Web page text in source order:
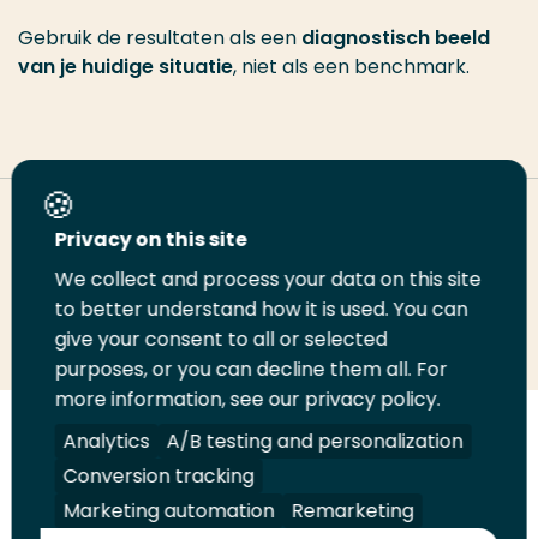
Gebruik de resultaten als een diagnostisch beeld
van je huidige situatie, niet als een benchmark.
Deel deze pagina
Deel
LinkedIn
Deel
op
Twitter
Deel
op
Facebook
Email
deze
pagina
Print
deze
pagina
Volg
ons
op
LinkedIn
Volg
ons
op
Facebook
Volg
ons
op
YouTube
Volg
ons
op
Instagram
Juridisch Security A-Z Index
Contact
Privacy on this site
We collect and process your data on this site
to better understand how it is used. You can
give your consent to all or selected
purposes, or you can decline them all. For
more information, see our privacy policy.
Analytics
A/B testing and personalization
Conversion tracking
Marketing automation
Remarketing